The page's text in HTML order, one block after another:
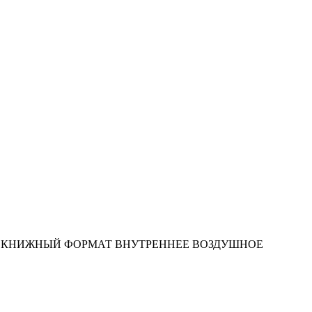
КНИЖНЫЙ ФОРМАТ ВНУТРЕННЕЕ ВОЗДУШНОЕ